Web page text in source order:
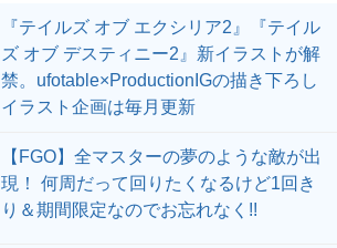
『テイルズ オブ エクシリア2』『テイル
ズ オブ デスティニー2』新イラストが解
禁。ufotable×ProductionIGの描き下ろし
イラスト企画は毎月更新
【FGO】全マスターの夢のような敵が出
現！ 何周だって回りたくなるけど1回き
り＆期間限定なのでお忘れなく!!